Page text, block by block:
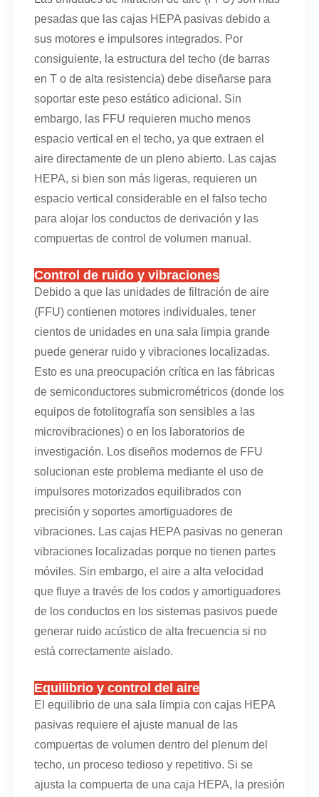
pesadas que las cajas HEPA pasivas debido a
sus motores e impulsores integrados. Por
consiguiente, la estructura del techo (de barras
en T o de alta resistencia) debe diseñarse para
soportar este peso estático adicional. Sin
embargo, las FFU requieren mucho menos
espacio vertical en el techo, ya que extraen el
aire directamente de un pleno abierto. Las cajas
HEPA, si bien son más ligeras, requieren un
espacio vertical considerable en el falso techo
para alojar los conductos de derivación y las
compuertas de control de volumen manual.
Control de ruido y vibraciones
Debido a que las unidades de filtración de aire
(FFU) contienen motores individuales, tener
cientos de unidades en una sala limpia grande
puede generar ruido y vibraciones localizadas.
Esto es una preocupación crítica en las fábricas
de semiconductores submicrométricos (donde los
equipos de fotolitografía son sensibles a las
microvibraciones) o en los laboratorios de
investigación. Los diseños modernos de FFU
solucionan este problema mediante el uso de
impulsores motorizados equilibrados con
precisión y soportes amortiguadores de
vibraciones. Las cajas HEPA pasivas no generan
vibraciones localizadas porque no tienen partes
móviles. Sin embargo, el aire a alta velocidad
que fluye a través de los codos y amortiguadores
de los conductos en los sistemas pasivos puede
generar ruido acústico de alta frecuencia si no
está correctamente aislado.
Equilibrio y control del aire
El equilibrio de una sala limpia con cajas HEPA
pasivas requiere el ajuste manual de las
compuertas de volumen dentro del plenum del
techo, un proceso tedioso y repetitivo. Si se
ajusta la compuerta de una caja HEPA, la presión